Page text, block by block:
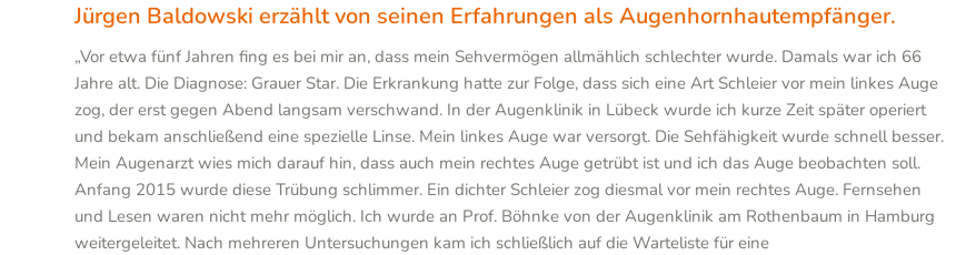
Jürgen Baldowski erzählt von seinen Erfahrungen als Augenhornhautempfänger.
„Vor etwa fünf Jahren fing es bei mir an, dass mein Sehvermögen allmählich schlechter wurde. Damals war ich 66
Jahre alt. Die Diagnose: Grauer Star. Die Erkrankung hatte zur Folge, dass sich eine Art Schleier vor mein linkes Auge
zog, der erst gegen Abend langsam verschwand. In der Augenklinik in Lübeck wurde ich kurze Zeit später operiert
und bekam anschließend eine spezielle Linse. Mein linkes Auge war versorgt. Die Sehfähigkeit wurde schnell besser.
Mein Augenarzt wies mich darauf hin, dass auch mein rechtes Auge getrübt ist und ich das Auge beobachten soll.
Anfang 2015 wurde diese Trübung schlimmer. Ein dichter Schleier zog diesmal vor mein rechtes Auge. Fernsehen
und Lesen waren nicht mehr möglich. Ich wurde an Prof. Böhnke von der Augenklinik am Rothenbaum in Hamburg
weitergeleitet. Nach mehreren Untersuchungen kam ich schließlich auf die Warteliste für eine